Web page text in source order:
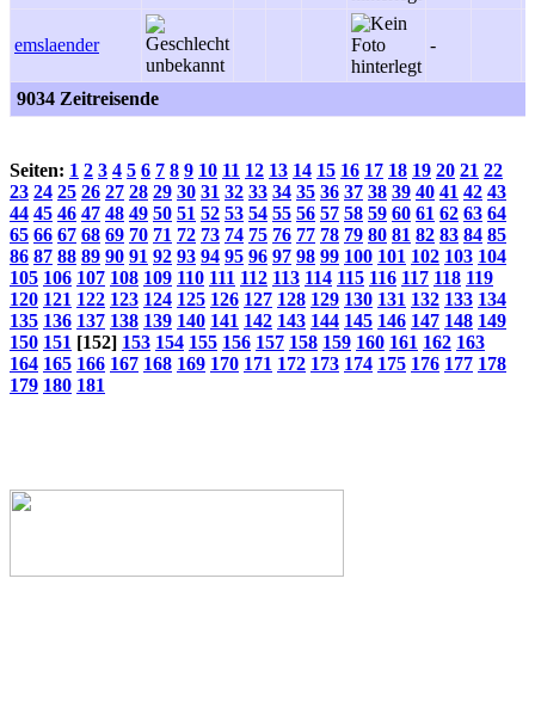
emslaender -
9034 Zeitreisende
Seiten: 1 2 3 4 5 6 7 8 9 10 11 12 13 14 15 16 17 18 19 20 21 22
23 24 25 26 27 28 29 30 31 32 33 34 35 36 37 38 39 40 41 42 43
44 45 46 47 48 49 50 51 52 53 54 55 56 57 58 59 60 61 62 63 64
65 66 67 68 69 70 71 72 73 74 75 76 77 78 79 80 81 82 83 84 85
86 87 88 89 90 91 92 93 94 95 96 97 98 99 100 101 102 103 104
105 106 107 108 109 110 111 112 113 114 115 116 117 118 119
120 121 122 123 124 125 126 127 128 129 130 131 132 133 134
135 136 137 138 139 140 141 142 143 144 145 146 147 148 149
150 151 [152] 153 154 155 156 157 158 159 160 161 162 163
164 165 166 167 168 169 170 171 172 173 174 175 176 177 178
179 180 181